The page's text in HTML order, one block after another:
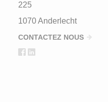
225
1070 Anderlecht
CONTACTEZ NOUS